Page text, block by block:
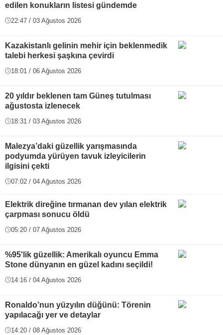
edilen konukların listesi gündemde
22:47 / 03 Ağustos 2026
Kazakistanlı gelinin mehir için beklenmedik
talebi herkesi şaşkına çevirdi
18:01 / 06 Ağustos 2026
20 yıldır beklenen tam Güneş tutulması
ağustosta izlenecek
18:31 / 03 Ağustos 2026
Malezya’daki güzellik yarışmasında
podyumda yürüyen tavuk izleyicilerin
ilgisini çekti
07:02 / 04 Ağustos 2026
Elektrik direğine tırmanan dev yılan elektrik
çarpması sonucu öldü
05:20 / 07 Ağustos 2026
%95'lik güzellik: Amerikalı oyuncu Emma
Stone dünyanın en güzel kadını seçildi!
14:16 / 04 Ağustos 2026
Ronaldo’nun yüzyılın düğünü: Törenin
yapılacağı yer ve detaylar
14:20 / 08 Ağustos 2026